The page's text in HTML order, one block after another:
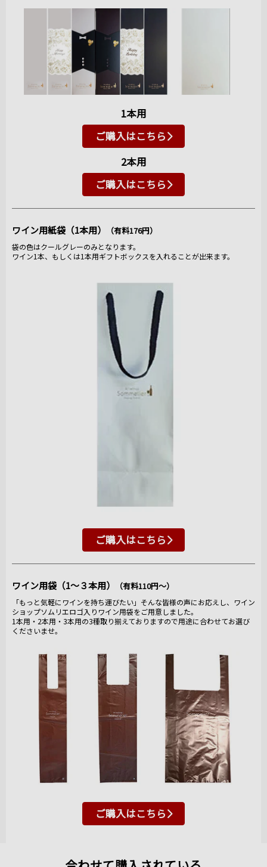
1本用
ご購入はこちら
2本用
ご購入はこちら
ワイン用紙袋（1本用） （有料176円）
袋の色はクールグレーのみとなります。
ワイン1本、もしくは1本用ギフトボックスを入れることが出来ます。
ご購入はこちら
ワイン用袋（1～３本用） （有料110円～）
「もっと気軽にワインを持ち運びたい」そんな皆様の声にお応えし、ワイン
ショップソムリエロゴ入りワイン用袋をご用意しました。
1本用・2本用・3本用の3種取り揃えておりますので用途に合わせてお選び
くださいませ。
ご購入はこちら